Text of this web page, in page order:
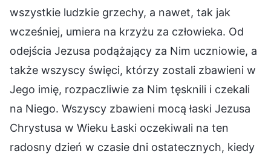
wszystkie ludzkie grzechy, a nawet, tak jak
wcześniej, umiera na krzyżu za człowieka. Od
odejścia Jezusa podążający za Nim uczniowie, a
także wszyscy święci, którzy zostali zbawieni w
Jego imię, rozpaczliwie za Nim tęsknili i czekali
na Niego. Wszyscy zbawieni mocą łaski Jezusa
Chrystusa w Wieku Łaski oczekiwali na ten
radosny dzień w czasie dni ostatecznych, kiedy